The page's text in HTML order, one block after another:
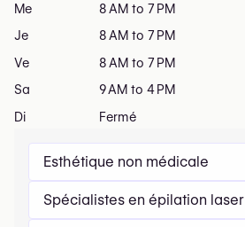
Esthétique non médicale
Spécialistes en épilation laser
Me
8 AM to 7 PM
Je
8 AM to 7 PM
Ve
8 AM to 7 PM
Sa
9 AM to 4 PM
Di
Fermé